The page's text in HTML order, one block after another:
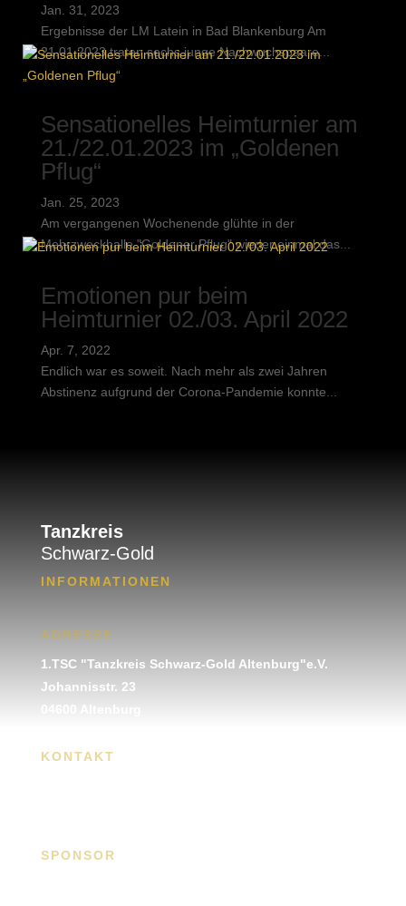
Jan. 31, 2023
Ergebnisse der LM Latein in Bad Blankenburg Am
21.01.2023 traten sechs junge Nachwuchspaare...
Sensationelles Heimturnier am
21./22.01.2023 im „Goldenen
Pflug“
Jan. 25, 2023
Am vergangenen Wochenende glühte in der
Mehrzweckhalle "Goldener Pflug" wieder einmal das...
Emotionen pur beim
Heimturnier 02./03. April 2022
Apr. 7, 2022
Endlich war es soweit. Nach mehr als zwei Jahren
Abstinenz aufgrund der Corona-Pandemie konnte...
Tanzkreis
Schwarz-Gold
INFORMATIONEN
ADRESSE
1.TSC "Tanzkreis Schwarz-Gold Altenburg"e.V.
Johannisstr. 23
KONTAKT
SPONSOR